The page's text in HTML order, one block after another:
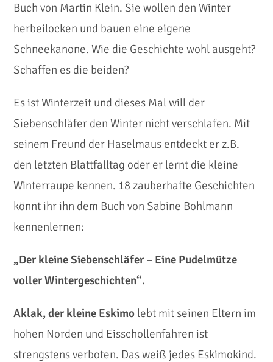
Buch von Martin Klein. Sie wollen den Winter
herbeilocken und bauen eine eigene
Schneekanone. Wie die Geschichte wohl ausgeht?
Schaffen es die beiden?
Es ist Winterzeit und dieses Mal will der
Siebenschläfer den Winter nicht verschlafen. Mit
seinem Freund der Haselmaus entdeckt er z.B.
den letzten Blattfalltag oder er lernt die kleine
Winterraupe kennen. 18 zauberhafte Geschichten
könnt ihr ihn dem Buch von Sabine Bohlmann
kennenlernen:
„Der kleine Siebenschläfer – Eine Pudelmütze
voller Wintergeschichten“.
Aklak, der kleine Eskimo lebt mit seinen Eltern im
hohen Norden und Eisschollenfahren ist
strengstens verboten. Das weiß jedes Eskimokind.